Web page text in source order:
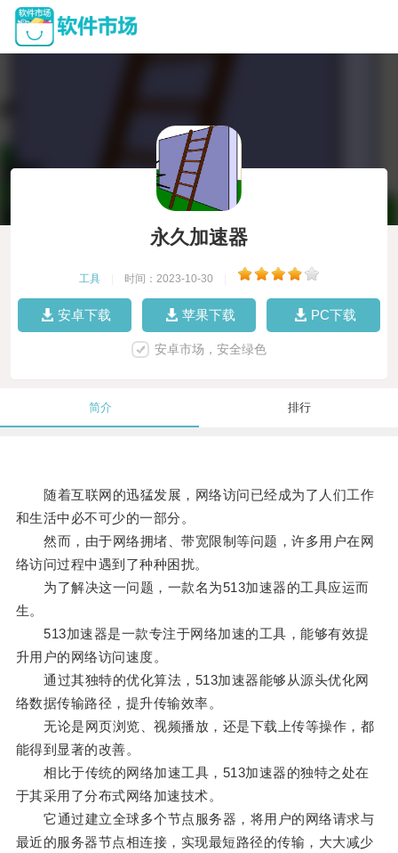
永久加速器
工具 时间：2023-10-30
安卓下载 苹果下载 PC下载
安卓市场，安全绿色
简介 排行
随着互联网的迅猛发展，网络访问已经成为了人们工作
和生活中必不可少的一部分。
然而，由于网络拥堵、带宽限制等问题，许多用户在网
络访问过程中遇到了种种困扰。
为了解决这一问题，一款名为513加速器的工具应运而
生。
513加速器是一款专注于网络加速的工具，能够有效提
升用户的网络访问速度。
通过其独特的优化算法，513加速器能够从源头优化网
络数据传输路径，提升传输效率。
无论是网页浏览、视频播放，还是下载上传等操作，都
能得到显著的改善。
相比于传统的网络加速工具，513加速器的独特之处在
于其采用了分布式网络加速技术。
它通过建立全球多个节点服务器，将用户的网络请求与
最近的服务器节点相连接，实现最短路径的传输，大大减少